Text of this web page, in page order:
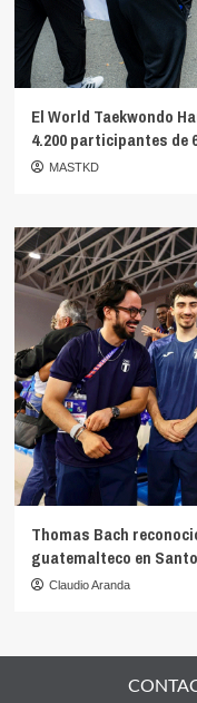
El World Taekwondo
4.200 participantes de
MASTKD
Thomas Bach
guatemalteco en
Claudio Aranda